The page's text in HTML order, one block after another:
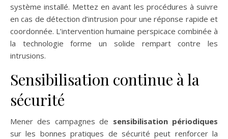
système installé. Mettez en avant les procédures à suivre
en cas de détection d’intrusion pour une réponse rapide et
coordonnée. L’intervention humaine perspicace combinée à
la technologie forme un solide rempart contre les
intrusions.
Sensibilisation continue à la
sécurité
Mener des campagnes de sensibilisation périodiques
sur les bonnes pratiques de sécurité peut renforcer la